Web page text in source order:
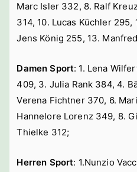
Marc Isler 332, 8. Ralf
314, 10. Lucas Küchler 295,
Jens König 255, 13.
Damen Sport: 1. Lena
409, 3. Julia Rank 384, 4.
Verena Fichtner 370, 6.
Hannelore Lorenz 349, 8.
Thielke 312;
Herren Sport: 1.Nunzio